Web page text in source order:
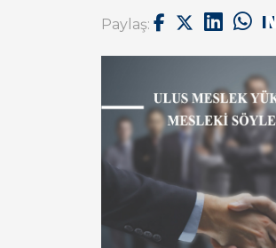
Paylaş: